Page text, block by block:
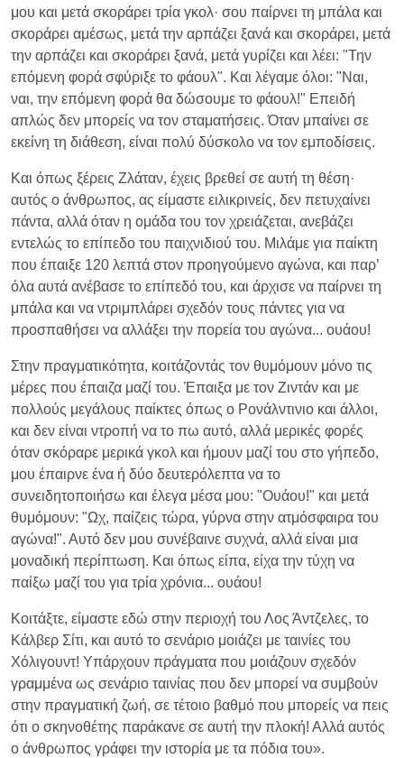
μου και μετά σκοράρει τρία γκολ· σου παίρνει τη μπάλα και
σκοράρει αμέσως, μετά την αρπάζει ξανά και σκοράρει, μετά
την αρπάζει και σκοράρει ξανά, μετά γυρίζει και λέει: "Την
επόμενη φορά σφύριξε το φάουλ". Και λέγαμε όλοι: "Ναι,
ναι, την επόμενη φορά θα δώσουμε το φάουλ!" Επειδή
απλώς δεν μπορείς να τον σταματήσεις. Όταν μπαίνει σε
εκείνη τη διάθεση, είναι πολύ δύσκολο να τον εμποδίσεις.
Και όπως ξέρεις Ζλάταν, έχεις βρεθεί σε αυτή τη θέση·
αυτός ο άνθρωπος, ας είμαστε ειλικρινείς, δεν πετυχαίνει
πάντα, αλλά όταν η ομάδα του τον χρειάζεται, ανεβάζει
εντελώς το επίπεδο του παιχνιδιού του. Μιλάμε για παίκτη
που έπαιξε 120 λεπτά στον προηγούμενο αγώνα, και παρ’
όλα αυτά ανέβασε το επίπεδό του, και άρχισε να παίρνει τη
μπάλα και να ντριμπλάρει σχεδόν τους πάντες για να
προσπαθήσει να αλλάξει την πορεία του αγώνα... ουάου!
Στην πραγματικότητα, κοιτάζοντάς τον θυμόμουν μόνο τις
μέρες που έπαιζα μαζί του. Έπαιξα με τον Ζιντάν και με
πολλούς μεγάλους παίκτες όπως ο Ρονάλντινιο και άλλοι,
και δεν είναι ντροπή να το πω αυτό, αλλά μερικές φορές
όταν σκόραρε μερικά γκολ και ήμουν μαζί του στο γήπεδο,
μου έπαιρνε ένα ή δύο δευτερόλεπτα να το
συνειδητοποιήσω και έλεγα μέσα μου: "Ουάου!" και μετά
θυμόμουν: "Ωχ, παίζεις τώρα, γύρνα στην ατμόσφαιρα του
αγώνα!". Αυτό δεν μου συνέβαινε συχνά, αλλά είναι μια
μοναδική περίπτωση. Και όπως είπα, είχα την τύχη να
παίξω μαζί του για τρία χρόνια... ουάου!
Κοιτάξτε, είμαστε εδώ στην περιοχή του Λος Άντζελες, το
Κάλβερ Σίτι, και αυτό το σενάριο μοιάζει με ταινίες του
Χόλιγουντ! Υπάρχουν πράγματα που μοιάζουν σχεδόν
γραμμένα ως σενάριο ταινίας που δεν μπορεί να συμβούν
στην πραγματική ζωή, σε τέτοιο βαθμό που μπορείς να πεις
ότι ο σκηνοθέτης παράκανε σε αυτή την πλοκή! Αλλά αυτός
ο άνθρωπος γράφει την ιστορία με τα πόδια του».